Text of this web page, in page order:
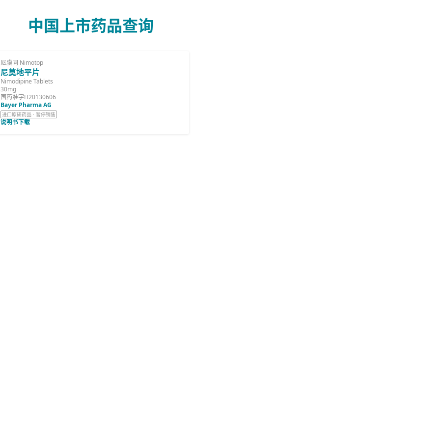
中国上市药品查询
尼膜同 Nimotop
尼莫地平片
Nimodipine Tablets
30mg
国药准字H20130606
Bayer Pharma AG
进口原研药品 · 暂停销售
说明书下载